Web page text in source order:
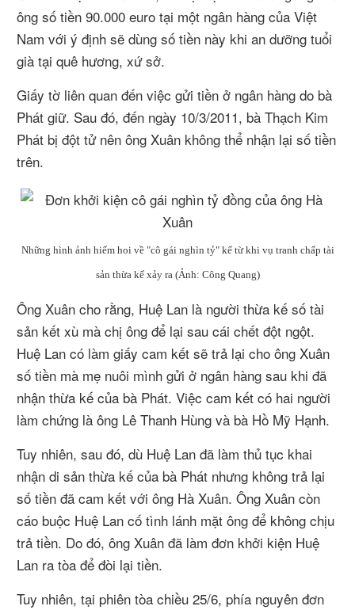
ông số tiền 90.000 euro tại một ngân hàng của Việt
Nam với ý định sẽ dùng số tiền này khi an dưỡng tuổi
già tại quê hương, xứ sở.
Giấy tờ liên quan đến việc gửi tiền ở ngân hàng do bà
Phát giữ. Sau đó, đến ngày 10/3/2011, bà Thạch Kim
Phát bị đột tử nên ông Xuân không thể nhận lại số tiền
trên.
Những hình ảnh hiếm hoi về "cô gái nghìn tỷ" kể từ khi vụ tranh chấp tài
sản thừa kế xảy ra (Ảnh: Công Quang)
Ông Xuân cho rằng, Huệ Lan là người thừa kế số tài
sản kết xù mà chị ông để lại sau cái chết đột ngột.
Huệ Lan có làm giấy cam kết sẽ trả lại cho ông Xuân
số tiền mà mẹ nuôi mình gửi ở ngân hàng sau khi đã
nhận thừa kế của bà Phát. Việc cam kết có hai người
làm chứng là ông Lê Thanh Hùng và bà Hồ Mỹ Hạnh.
Tuy nhiên, sau đó, dù Huệ Lan đã làm thủ tục khai
nhận di sản thừa kế của bà Phát nhưng không trả lại
số tiền đã cam kết với ông Hà Xuân. Ông Xuân còn
cáo buộc Huệ Lan cố tình lánh mặt ông để không chịu
trả tiền. Do đó, ông Xuân đã làm đơn khởi kiện Huệ
Lan ra tòa để đòi lại tiền.
Tuy nhiên, tại phiên tòa chiều 25/6, phía nguyên đơn